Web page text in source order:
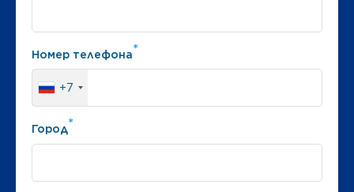
Номер телефона*
+7
Город*